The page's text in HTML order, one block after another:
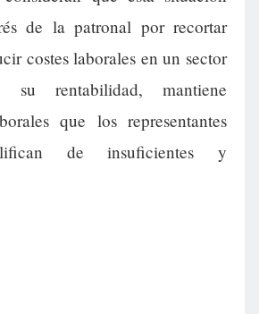
de la patronal por recortar
costes laborales en un sector
rentabilidad, mantiene
que los representantes
de insuficientes y